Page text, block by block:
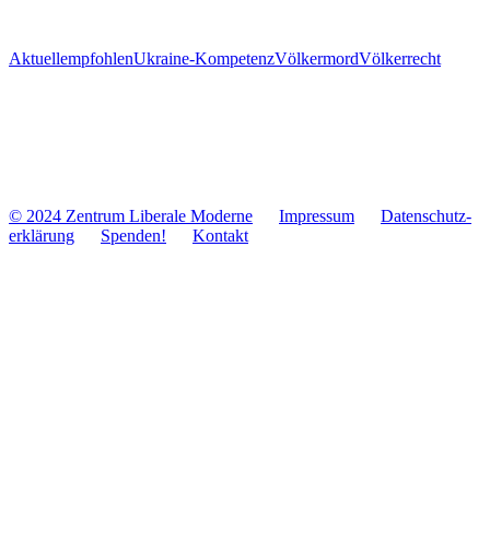
AktuellempfohlenUkraine-KompetenzVölkermordVölkerrecht
© 2024 Zentrum Libe­rale Moderne Impres­sum
Daten­schutz­
er­klä­rung
Spenden! Kontakt